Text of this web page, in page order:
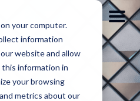
your computer.
information
website and allow
information in
your browsing
metrics about our